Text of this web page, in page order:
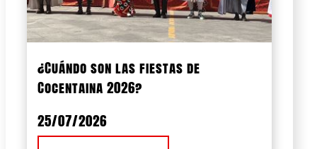
¿Cuándo son las fiestas de
Cocentaina 2026?
25/07/2026